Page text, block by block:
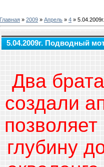
Главная » 2009 » Апрель » 4 »
5.04.2009г. Подводный
Два
создали
глубину